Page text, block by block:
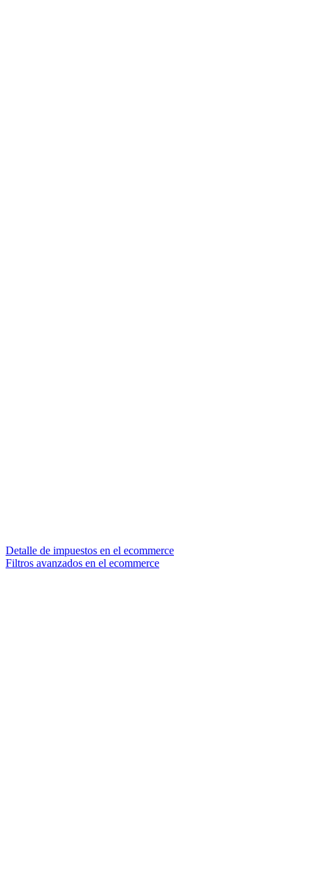
Detalle de impuestos en el ecommerce
Filtros avanzados en el ecommerce